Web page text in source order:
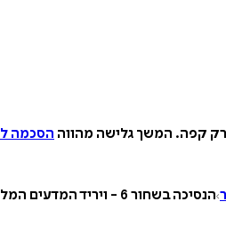
רק קפה. המשך גלישה מהווה הסכמה
הנסיכה בשחור 6 - ויריד המדעים המלכותי